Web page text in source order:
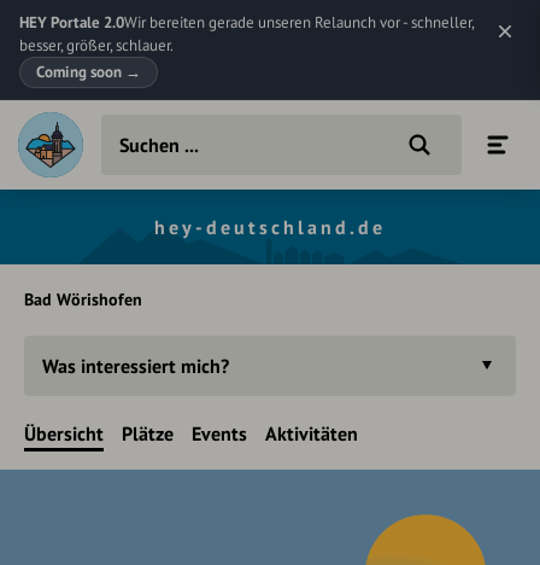
HEY Portale 2.0Wir bereiten gerade unseren Relaunch vor - schneller,
besser, größer, schlauer.
Coming soon →
hey-deutschland.de
Bad Wörishofen
Was interessiert mich?
Übersicht Plätze Events Aktivitäten